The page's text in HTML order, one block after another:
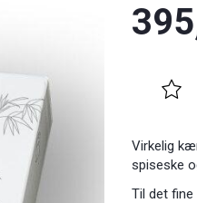
Virkelig
spiseske
Til det